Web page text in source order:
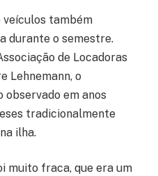
veículos também
durante o semestre.
de Locadoras
Lehnemann, o
em anos
tradicionalmente
ilha.
muito fraca, que era um